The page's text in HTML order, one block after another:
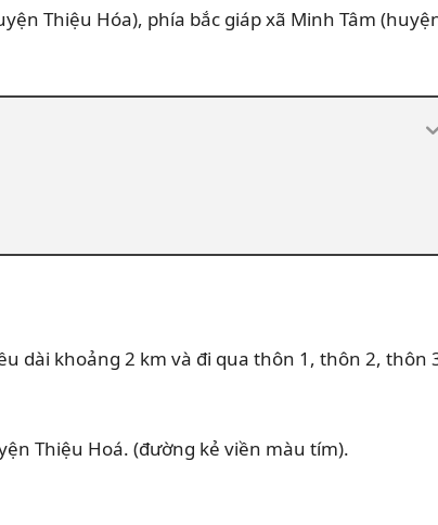
Thiệu Hóa), phía bắc giáp xã Minh Tâm
dài khoảng 2 km và đi qua thôn 1, thôn 2, thôn
Thiệu Hoá. (đường kẻ viền màu tím).